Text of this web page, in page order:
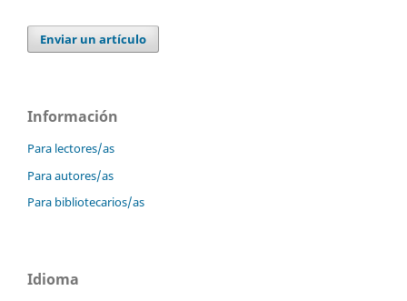
Enviar un artículo
Información
Para lectores/as
Para autores/as
Para bibliotecarios/as
Idioma